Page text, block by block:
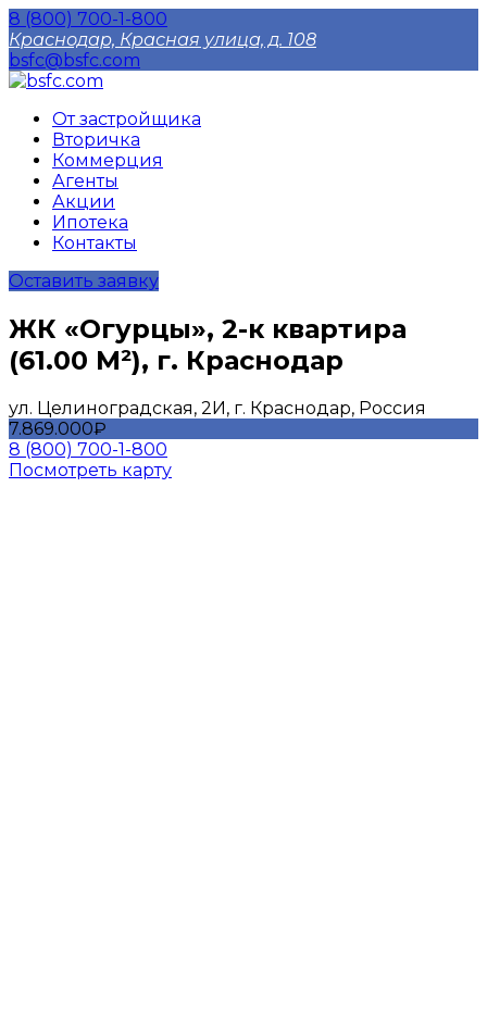
8 (800) 700-1-800
Краснодар, Красная улица, д. 108
bsfc@bsfc.com
От застройщика
Вторичка
Коммерция
Агенты
Акции
Ипотека
Контакты
Оставить заявку
ЖК «Огурцы», 2-к квартира
(61.00 М²), г. Краснодар
ул. Целиноградская, 2И, г. Краснодар, Россия
7.869.000₽
8 (800) 700-1-800
Посмотреть карту